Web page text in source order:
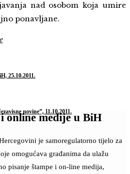
nad osobom koja umire
ponavljane.
25.10.2011.
novine”, 11.10.2011.
online medije u BiH
je samoregulatorno tijelo za
omogućava građanima da ulažu
pisanje štampe i on-line medija,